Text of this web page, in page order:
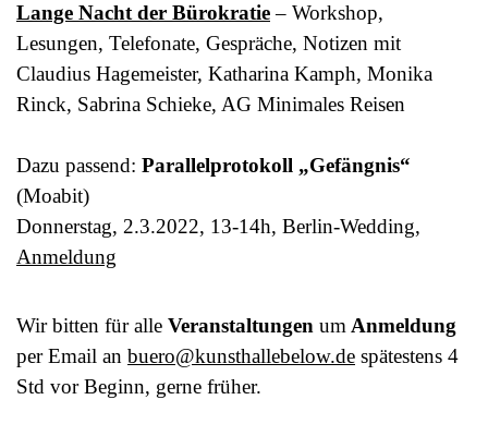
Lange Nacht der Bürokratie– Workshop,
Lesungen, Telefonate, Gespräche, Notizen mit
Claudius Hagemeister, Katharina Kamph, Monika
Rinck, Sabrina Schieke, AG Minimales Reisen
Dazu passend: Parallelprotokoll „Gefängnis“
(Moabit)
Donnerstag, 2.3.2022, 13-14h, Berlin-Wedding,
Anmeldung
Wir bitten für alle Veranstaltungen um Anmeldung
per Email an buero@kunsthallebelow.de spätestens 4
Std vor Beginn, gerne früher.